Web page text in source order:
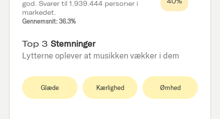
god. Svarer til 1.939.444 personer i
markedet.
Gennemsnit: 36.3%
Top 3 Stemninger
Lytterne oplever at musikken vækker i dem
Glæde Kærlighed Ømhed